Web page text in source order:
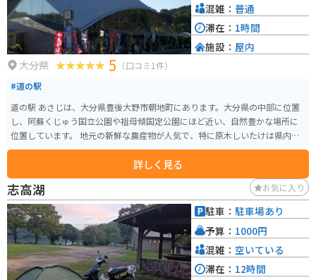
大分県 5 （口コミ1件）
#道の駅
道の駅 あさじは、大分県豊後大野市朝地町にあります。大分県の中部に位置
し、阿蘇くじゅう国立公園や祖母傾国定公園にほど近い、自然豊かな場所に
位置しています。 地元の新鮮な農産物が人気で、特に原木しいたけは県内有
数の産地として知られています。しいたけ以外にも、季節の野菜や果物が並
び、お土産に購入していく人も多いです。 レストランでは、地元の食材をふ
んだんに使った料理を楽しむことができます。名物は、原木しいたけを贅沢
に使った「しいたけ丼」です。肉厚でジューシーなしいたけの旨みが口いっ
ぱいに広がります。 バイクツーリングで訪れる場合、道の駅 あさじは休憩場
所として最適です。駐車場も広く、トイレも完備されています。周辺には、耶
馬渓や九重連山など、ツーリングスポットも点在しているので、拠点として
もおすすめです。
詳しく見る
混雑： 普通
滞在： 1時間
施設： 屋内
志高湖 お気に入り
駐車： 駐車場あり
予算： 1000円
混雑： 空いている
滞在： 12時間